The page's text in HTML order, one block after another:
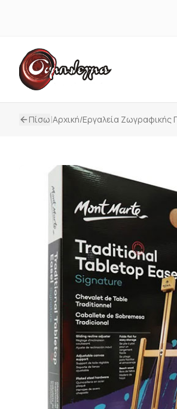
Πίσω|Αρχική/Εργαλεία Ζωγραφικής